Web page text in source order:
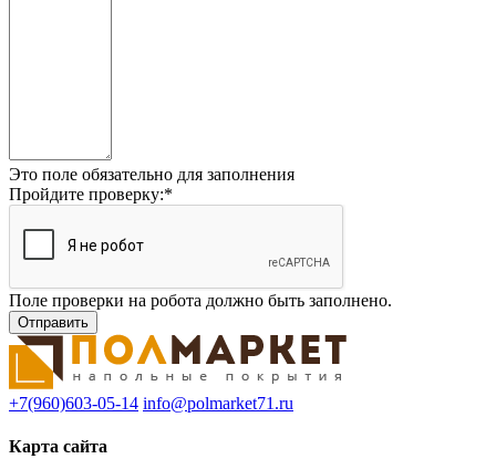
Это поле обязательно для заполнения
Пройдите проверку:*
Поле проверки на робота должно быть заполнено.
+7(960)603-05-14 info@polmarket71.ru
Карта сайта